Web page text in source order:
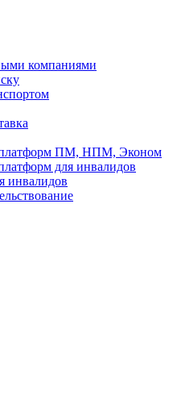
компаниями
ПМ, НПМ, Эконом
для инвалидов
инвалидов